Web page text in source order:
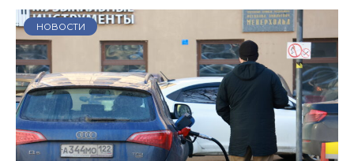
НОВОСТИ